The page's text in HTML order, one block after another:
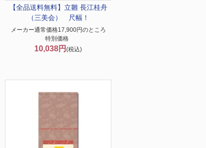
【全品送料無料】 立雛 長江桂舟
（三美会） 尺幅！
メーカー通常価格17,900円のところ
特別価格
10,038円 (税込)